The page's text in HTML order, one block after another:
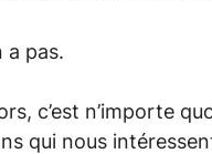
a pas.
c’est n’importe
qui nous